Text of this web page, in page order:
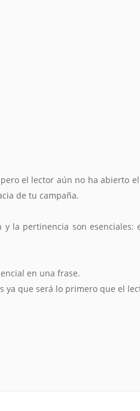
el lector aún no ha abierto
de tu campaña.
la pertinencia son
en una frase.
ya que será lo primero que el